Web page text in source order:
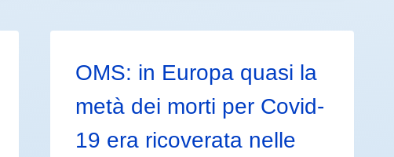
OMS: in Europa quasi la
metà dei morti per Covid-
19 era ricoverata nelle